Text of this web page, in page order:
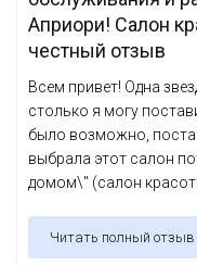
Априори! Салон
честный отзыв
Всем привет! Одна
столько я могу
было возможно,
выбрала этот салон
домом\" (салон
Читать полный отзыв